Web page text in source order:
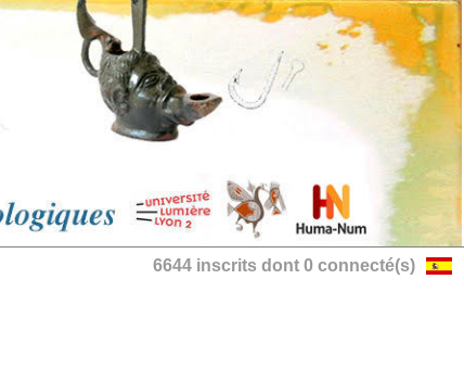
6644 inscrits dont 0 connecté(s)